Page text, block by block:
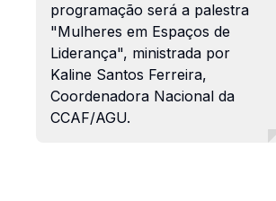
programação será a palestra
"Mulheres em Espaços de
Liderança", ministrada por
Kaline Santos Ferreira,
Coordenadora Nacional da
CCAF/AGU.